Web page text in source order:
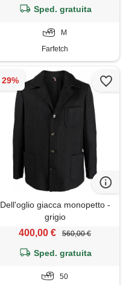
Sped. gratuita
M
Farfetch
Dell'oglio giacca monopetto -
grigio
400,00 € 560,00 €
Sped. gratuita
50